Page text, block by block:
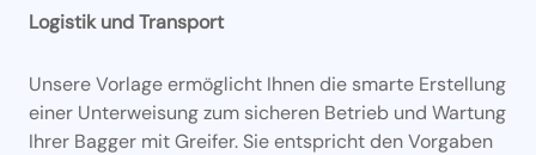
Logistik und Transport
Unsere Vorlage ermöglicht Ihnen die smarte Erstellung
einer Unterweisung zum sicheren Betrieb und Wartung
Ihrer Bagger mit Greifer. Sie entspricht den Vorgaben